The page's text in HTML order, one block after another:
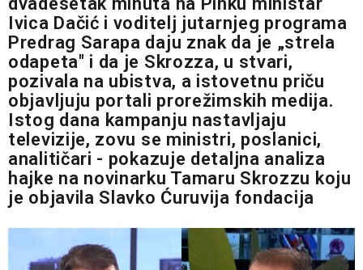
Ivica Dačić i voditelj jutarnjeg programa
Predrag Sarapa daju znak da je „strela
odapeta" i da je Skrozza, u stvari,
pozivala na ubistva, a istovetnu priču
objavljuju portali prorežimskih medija.
Istog dana kampanju nastavljaju
televizije, zovu se ministri, poslanici,
analitičari - pokazuje detaljna analiza
hajke na novinarku Tamaru Skrozzu koju
je objavila Slavko Ćuruvija fondacija